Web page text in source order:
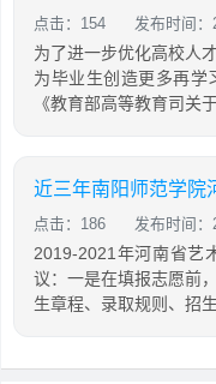
点击：154 发布时间：
为了进一步优化高校人
为毕业生创造更多再学
《教育部高等教育司关
近三年南阳师范学院
点击：186 发布时间：
2019-2021年河南省艺
议：一是在填报志愿前
生章程、录取规则、招